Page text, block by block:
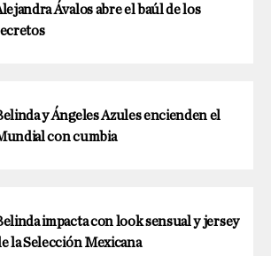
Ávalos abre el baúl de los
y Ángeles Azules encienden el
con cumbia
impacta con look sensual y jersey
la Selección Mexicana